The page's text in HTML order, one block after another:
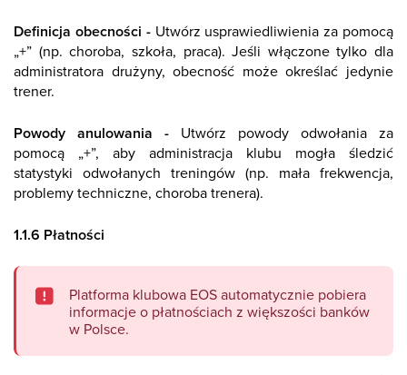
Definicja obecności - Utwórz usprawiedliwienia za pomocą
„+” (np. choroba, szkoła, praca). Jeśli włączone tylko dla
administratora drużyny, obecność może określać jedynie
trener.
Powody anulowania - Utwórz powody odwołania za
pomocą „+”, aby administracja klubu mogła śledzić
statystyki odwołanych treningów (np. mała frekwencja,
problemy techniczne, choroba trenera).
1.1.6 Płatności
Platforma klubowa EOS automatycznie pobiera
informacje o płatnościach z większości banków
w Polsce.